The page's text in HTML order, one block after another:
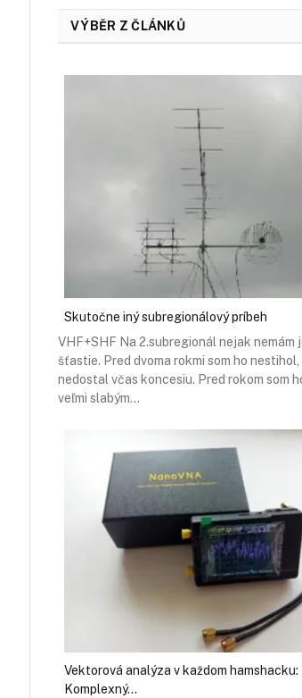
VÝBĚR Z ČLÁNKŮ
Skutočne iný subregionálový príbeh
VHF+SHF Na 2.subregionál nejak nemám
šťastie. Pred dvoma rokmi som ho nestihol,
nedostal včas koncesiu. Pred rokom som
veľmi slabým…
Vektorová analýza v každom hamshacku:
Komplexný…